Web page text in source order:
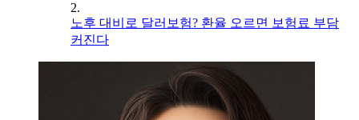
2.
노후 대비로 달러보험? 환율 오르면 보험료 부담
커진다